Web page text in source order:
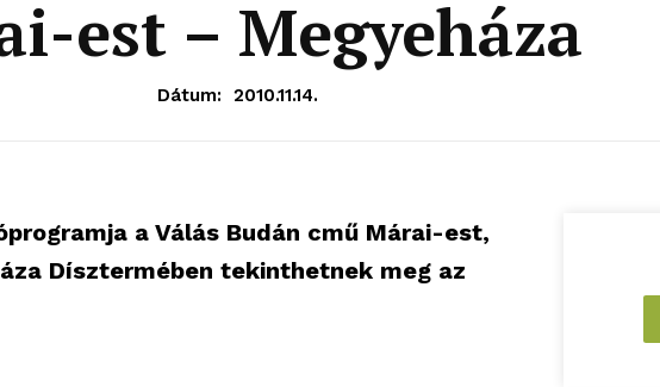
est – Megyeháza
Dátum: 2010.11.14.
a Válás Budán cmű Márai-est,
Dísztermében tekinthetnek meg az